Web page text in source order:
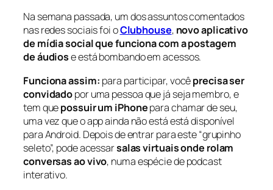
Na semana passada, um dos assuntos comentados
nas redes sociais foi oClubhouse, novo aplicativo
de mídia social que funciona com a postagem
de áudiose está bombando em acessos.
Funciona assim: para participar, vocêprecisa ser
convidadopor uma pessoa que já seja membro, e
tem quepossuir um iPhonepara chamar de seu,
uma vez que o app ainda não está está disponível
para Android. Depois de entrar para este “grupinho
seleto”, pode acessarsalas virtuais onde rolam
conversas ao vivo, numa espécie de podcast
interativo.